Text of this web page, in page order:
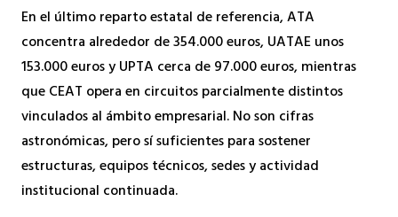
En el último reparto estatal de referencia, ATA
concentra alrededor de 354.000 euros, UATAE unos
153.000 euros y UPTA cerca de 97.000 euros, mientras
que CEAT opera en circuitos parcialmente distintos
vinculados al ámbito empresarial. No son cifras
astronómicas, pero sí suficientes para sostener
estructuras, equipos técnicos, sedes y actividad
institucional continuada.